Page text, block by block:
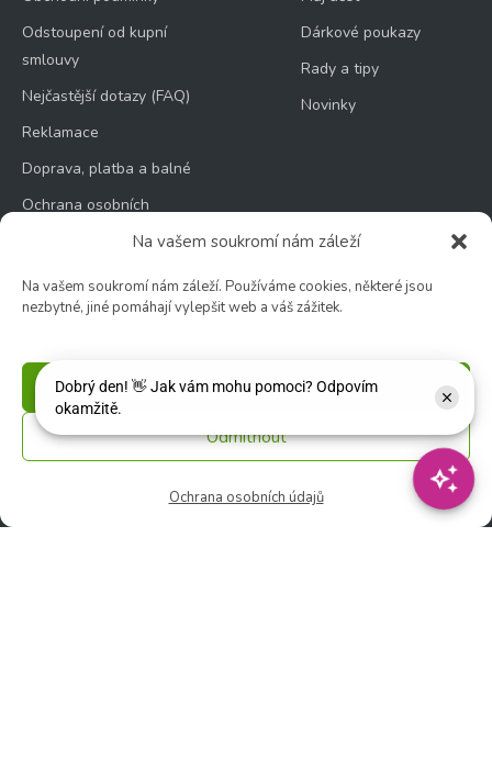
Na vašem soukromí nám záleží
Na vašem soukromí nám záleží. Používáme cookies, některé jsou
nezbytné, jiné pomáhají vylepšit web a váš zážitek.
Příjmout
Odmítnout
Ochrana osobních údajů
Odstoupení od kupní
smlouvy
Nejčastější dotazy (FAQ)
Reklamace
Doprava, platba a balné
Ochrana osobních
souborů cookie
Dárkové poukazy
Rady a tipy
Novinky